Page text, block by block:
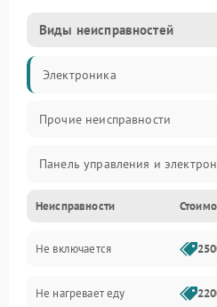
Виды неисправностей
Электроника
Прочие неисправности
Панель управления и
Дверца и корпус
Механика и внутренние
Механические повреждения
Неисправности
Не включается
Не нагревает еду